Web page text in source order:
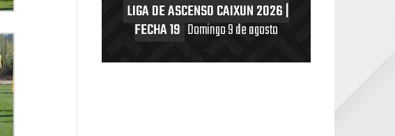
LIGA DE ASCENSO CAIXUN 2026 |
FECHA 19 Domingo 9 de agosto